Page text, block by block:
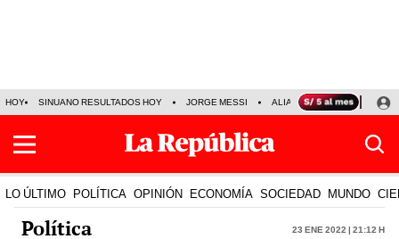
HOY SINUANO RESULTADOS HOY JORGE MESSI ALIANZA LIMA VS SPORT
LO ÚLTIMO POLÍTICA OPINIÓN ECONOMÍA SOCIEDAD MUNDO
Política 23 Ene 2022 | 21:12 h